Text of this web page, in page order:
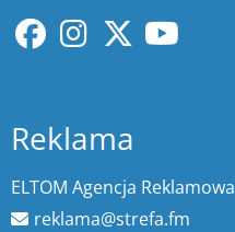
Reklama
ELTOM Agencja Reklamowa
reklama@strefa.fm